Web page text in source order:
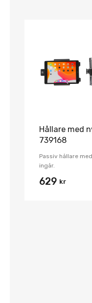
Hållare med
739168
Passiv hållare
ingår.
629 kr